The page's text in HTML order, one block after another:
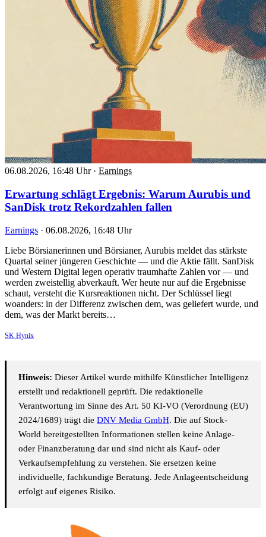
06.08.2026, 16:48 Uhr · Earnings
Erwartung schlägt Ergebnis: Warum Aurubis und
SanDisk trotz Rekordzahlen fallen
Earnings · 06.08.2026, 16:48 Uhr
Liebe Börsianerinnen und Börsianer, Aurubis meldet das stärkste
Quartal seiner jüngeren Geschichte — und die Aktie fällt. SanDisk
und Western Digital legen operativ traumhafte Zahlen vor — und
werden zweistellig abverkauft. Wer heute nur auf die Ergebnisse
schaut, versteht die Kursreaktionen nicht. Der Schlüssel liegt
woanders: in der Differenz zwischen dem, was geliefert wurde, und
dem, was der Markt bereits…
SK Hynix
Hinweis: Dieser Artikel wurde mithilfe Künstlicher Intelligenz
erstellt und redaktionell geprüft. Die redaktionelle
Verantwortung im Sinne des Art. 50 KI-VO (Verordnung (EU)
2024/1689) trägt die DNV Media GmbH. Die auf Stock-
World bereitgestellten Informationen stellen keine Anlage-
oder Finanzberatung dar und sind nicht als Kauf- oder
Verkaufsempfehlung zu verstehen. Sie ersetzen keine
individuelle, fachkundige Beratung. Jede Anlageentscheidung
erfolgt auf eigenes Risiko.